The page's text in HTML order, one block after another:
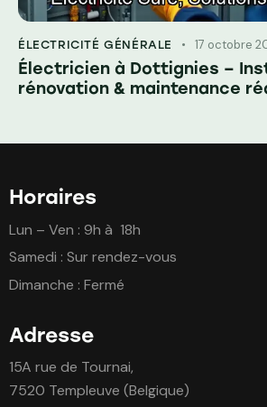
ÉLECTRICITÉ GÉNÉRALE 17 octobre
Électricien à Dottignies –
rénovation & maintenance
Horaires
Lun – Ven : 9h à 18h
Samedi : Sur rendez-vous
Dimanche : Fermé
Adresse
15A rue de Tournai,
7520 Templeuve (Belgique)